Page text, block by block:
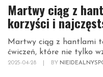
Martwy ciąg z
korzyści i
Martwy ciąg z hantlami
ćwiczeń, które nie tylko
2025-04-28 BY